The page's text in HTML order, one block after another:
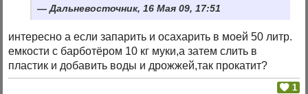
Дальневосточник, 16 Мая 09, 17:51
интересно а если запарить и осахарить в моей 50 литр.
емкости с барботёром 10 кг муки,а затем слить в
пластик и добавить воды и дрожжей,так прокатит?
1